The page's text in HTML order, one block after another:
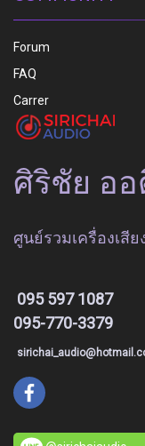
Forum
FAQ
Carrer
ศิริชัย ออ
ศูนย์รวมเครื่องเสีย
095 597 1087
095-770-3379